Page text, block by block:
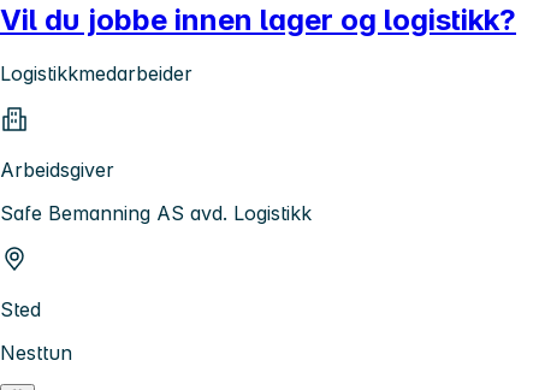
Vil du jobbe innen lager og logistikk?
Logistikkmedarbeider
Arbeidsgiver
Safe Bemanning AS avd. Logistikk
Sted
Nesttun